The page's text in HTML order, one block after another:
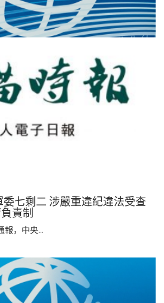
七剩二 涉嚴重違紀違法受查
責制
報，中央...